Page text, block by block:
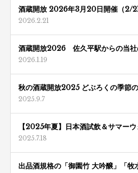
酒蔵開放 2026年3月20日開催（2/
2026.2.21
酒蔵開放2026 佐久平駅からの当社
2026.1.19
秋の酒蔵開放2025 どぶろくの季節
2025.9.7
【2025年夏】日本酒試飲＆サマー
2025.7.18
出品酒規格の「御園竹 大吟醸」「牧